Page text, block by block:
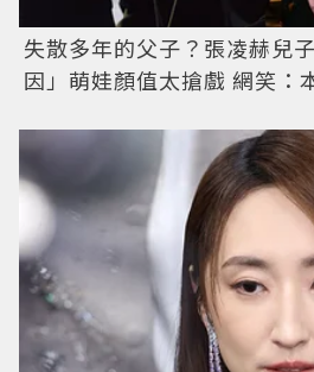
失散多年的父子？張凌赫兒
因」萌娃顏值太搶戲 網笑：